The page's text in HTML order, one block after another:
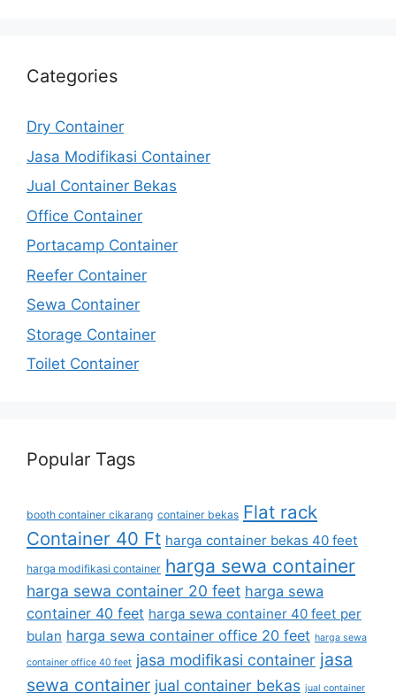
Categories
Dry Container
Jasa Modifikasi Container
Jual Container Bekas
Office Container
Portacamp Container
Reefer Container
Sewa Container
Storage Container
Toilet Container
Popular Tags
booth container cikarang container bekas Flat rack
Container 40 Ft harga container bekas 40 feet
harga modifikasi container harga sewa container
harga sewa container 20 feet harga sewa
container 40 feet harga sewa container 40 feet per
bulan harga sewa container office 20 feet harga sewa
container office 40 feet jasa modifikasi container jasa
sewa container jual container bekas jual container